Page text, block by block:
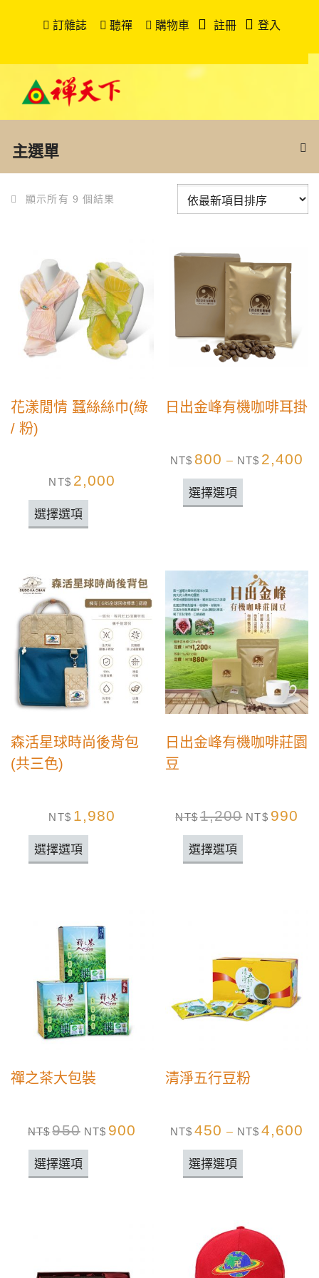
訂雜誌 聽禪 購物車 註冊 登入
主選單
顯示所有 9 個結果
花漾閒情 蠶絲絲巾(綠
/ 粉)
NT$ 2,000
選擇選項
日出金峰有機咖啡耳掛
NT$ 800 – NT$ 2,400
選擇選項
森活星球時尚後背包
(共三色)
NT$ 1,980
選擇選項
日出金峰有機咖啡莊園
豆
NT$1,200 NT$ 990
選擇選項
禪之茶大包裝
NT$950 NT$ 900
選擇選項
清淨五行豆粉
NT$ 450 – NT$ 4,600
選擇選項